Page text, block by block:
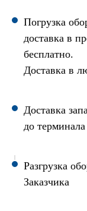
Погрузка
доставка в
бесплатно.
Доставка в
Доставка
до
Разгрузка
Заказчика